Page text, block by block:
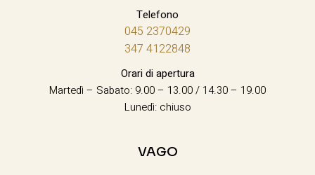
Telefono
045 2370429
347 4122848
Orari di apertura
Martedì – Sabato: 9.00 – 13.00 / 14.30 – 19.00
Lunedì: chiuso
VAGO